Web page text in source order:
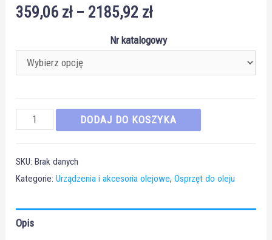
359,06 zł– 2185,92 zł
Nr katalogowy
ilość
DODAJ DO KOSZYKA
SKU: Brak danych
Kategorie:Urządzenia i akcesoria olejowe,Osprzęt do oleju
Opis